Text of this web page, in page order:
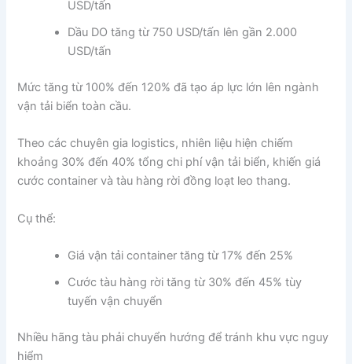
USD/tấn
Dầu DO tăng từ 750 USD/tấn lên gần 2.000
USD/tấn
Mức tăng từ 100% đến 120% đã tạo áp lực lớn lên ngành
vận tải biển toàn cầu.
Theo các chuyên gia logistics, nhiên liệu hiện chiếm
khoảng 30% đến 40% tổng chi phí vận tải biển, khiến giá
cước container và tàu hàng rời đồng loạt leo thang.
Cụ thể:
Giá vận tải container tăng từ 17% đến 25%
Cước tàu hàng rời tăng từ 30% đến 45% tùy
tuyến vận chuyển
Nhiều hãng tàu phải chuyển hướng để tránh khu vực nguy
hiểm